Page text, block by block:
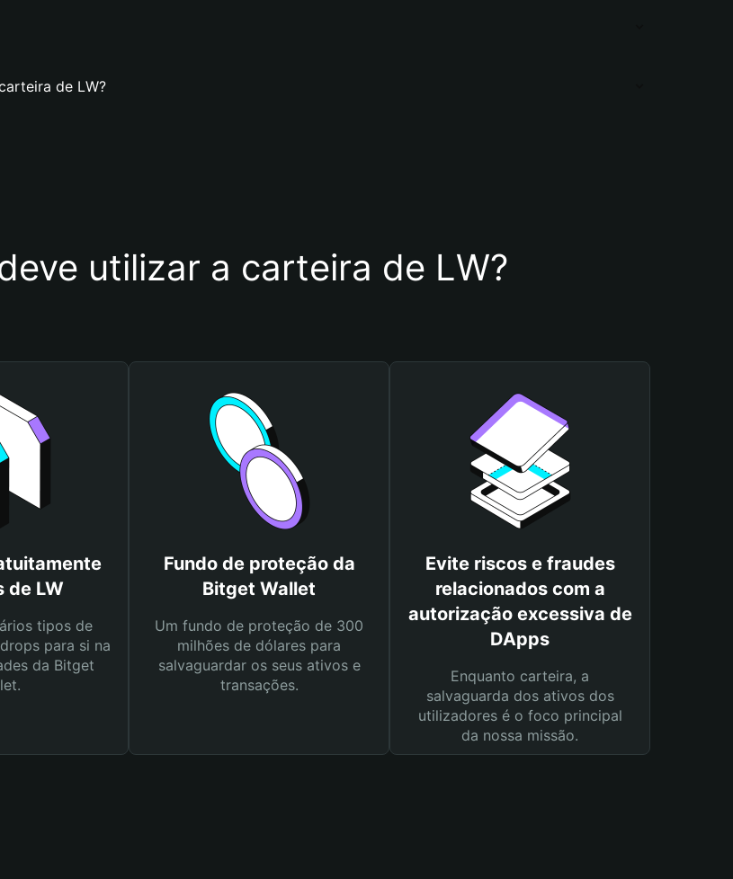
de LW?
utilizar a carteira de LW?
de LW
tipos de
para si na
da Bitget
Fundo de proteção da
Bitget Wallet
Um fundo de proteção de 300
milhões de dólares para
salvaguardar os seus ativos e
transações.
Evite riscos e fraudes
relacionados com a
autorização excessiva de
DApps
Enquanto carteira, a
salvaguarda dos ativos dos
utilizadores é o foco principal
da nossa missão.